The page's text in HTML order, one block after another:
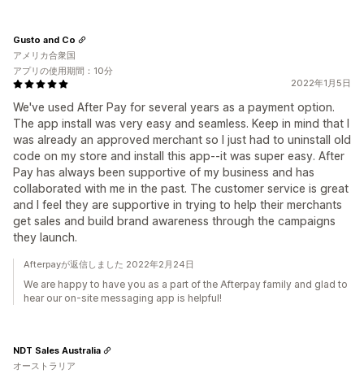
2022年1月5日
We've used After Pay for several years as a payment option.
The app install was very easy and seamless. Keep in mind that I
was already an approved merchant so I just had to uninstall old
code on my store and install this app--it was super easy. After
Pay has always been supportive of my business and has
collaborated with me in the past. The customer service is great
and I feel they are supportive in trying to help their merchants
get sales and build brand awareness through the campaigns
they launch.
Gusto and Co
アメリカ合衆国
アプリの使用期間：10分
Afterpayが返信しました 2022年2月24日
We are happy to have you as a part of the Afterpay family and glad to
hear our on-site messaging app is helpful!
NDT Sales Australia
オーストラリア